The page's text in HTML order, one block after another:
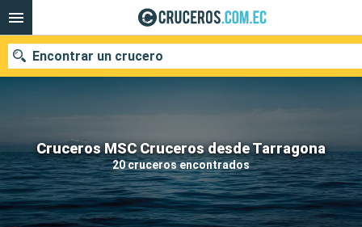
Cruceros MSC Cruceros desde Tarragona
20 cruceros encontrados
Encontrar un crucero
Nuestros destinos
Fecha de salida
Puertos Compañías